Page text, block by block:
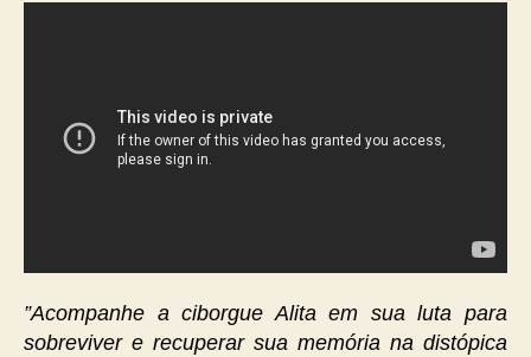
”Acompanhe a ciborgue Alita em sua luta para
sobreviver e recuperar sua memória na distópica